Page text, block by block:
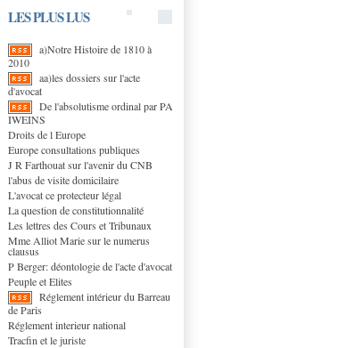
LES PLUS LUS
a)Notre Histoire de 1810 à
2010
aa)les dossiers sur l'acte
d'avocat
De l'absolutisme ordinal par PA
IWEINS
Droits de l Europe
Europe consultations publiques
J R Farthouat sur l'avenir du CNB
l'abus de visite domicilaire
L'avocat ce protecteur légal
La question de constitutionnalité
Les lettres des Cours et Tribunaux
Mme Alliot Marie sur le numerus
clausus
P Berger: déontologie de l'acte d'avocat
Peuple et Elites
Réglement intérieur du Barreau
de Paris
Réglement interieur national
Tracfin et le juriste